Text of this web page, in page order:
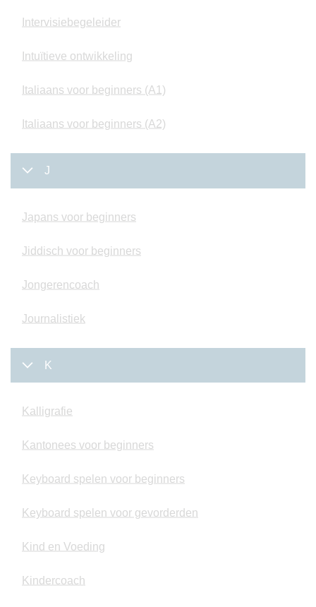
Intervisiebegeleider
Intuïtieve ontwikkeling
Italiaans voor beginners (A1)
Italiaans voor beginners (A2)
J
Japans voor beginners
Jiddisch voor beginners
Jongerencoach
Journalistiek
K
Kalligrafie
Kantonees voor beginners
Keyboard spelen voor beginners
Keyboard spelen voor gevorderden
Kind en Voeding
Kindercoach